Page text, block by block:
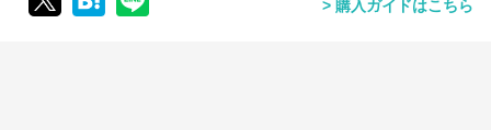
購入ガイドはこちら